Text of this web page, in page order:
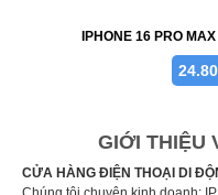
IPHONE 16 PRO
GIỚI THIỆU
CỬA HÀNG ĐIỆN THOẠI DI